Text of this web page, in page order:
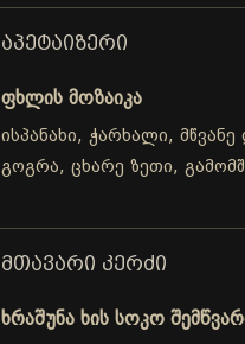
ᲐᲞᲔᲢᲐᲘᲖᲔᲠᲘ
ფხლის მოზაიკა
ისპანახი, ჭარხალი,
გოგრა, ცხარე ზეთი,
ᲛᲗᲐᲕᲐᲠᲘ ᲙᲔᲠᲫᲘ
ხრაშუნა ხის სოკო